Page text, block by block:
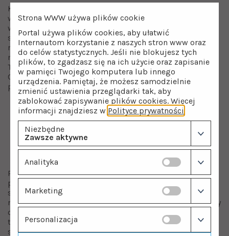
Kiedy filtr wielofunkcyjny Clack WS1CK 30 l jest dobrym
wyborem? Jeśli borykasz się z problemem słabej jakości
wody z własnej studni, warto wziąć pod uwagę montaż
stacji wielofunkcyjnej Clack 30 l. Ten filtr wody
regenerowany solą, z powodzeniem usunie z wody
nadmiar żelaza i twardości. Nie masz pewności, czy
Twoje parametry wody nadają się do uzdatniania stacją
Clack WS1Ck 30 l? Złoże EcomiX A według producenta,
posiada właściwości usuwania:
żelaza: do 15 mg/l
manganu: do 3 mg/l
twardości: do 750 mg/l
utlenialności: do 16 mg/l
amoniaku: do 4 mg/l
Prześlij do nas wynikibadania wody, aby mieć całkowitą
pewność, że wybierasz odpowiednie urządzenie dla
siebie. Filtr wielofunkcyjny Clack 30 litrów zamontowany
na głównym doprowadzeniu wody do budynku, dostarczy
czystą wodę do wszystkich punktów poboru. Dzięki
temu woda użytkowa nie będzie już powodować awarii
sprzętu domowego. Ponadto woda przeznaczona do
Strona WWW używa plików cookie
Portal używa plików cookies, aby ułatwić
Internautom korzystanie z naszych stron www oraz
do celów statystycznych. Jeśli nie blokujesz tych
plików, to zgadzasz się na ich użycie oraz zapisanie
w pamięci Twojego komputera lub innego
urządzenia. Pamiętaj, że możesz samodzielnie
zmienić ustawienia przeglądarki tak, aby
zablokować zapisywanie plików cookies. Więcej
informacji znajdziesz w Polityce prywatności
Niezbędne
Zawsze aktywne
Analityka
Marketing
Personalizacja